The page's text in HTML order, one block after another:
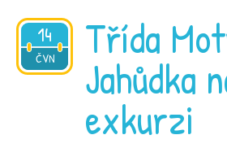
14
ČVN
2026 Třída
Jahůdka
exkurzi